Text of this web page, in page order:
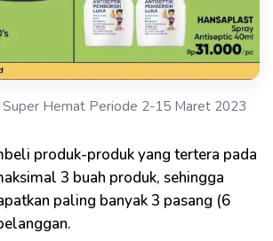
Super Hemat Periode 2-15 Maret 2023
produk-produk yang tertera pada
3 buah produk, sehingga
paling banyak 3 pasang (6